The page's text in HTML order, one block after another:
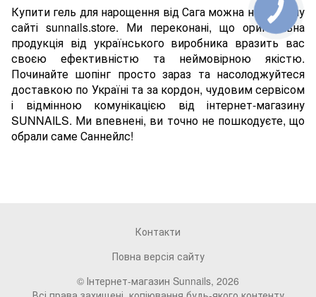
Купити гель для нарощення від Сага можна на нашому
сайті sunnails.store. Ми переконані, що оригінальна
продукція від українського виробника вразить вас
своєю ефективністю та неймовірною якістю.
Починайте шопінг просто зараз та насолоджуйтеся
доставкою по Україні та за кордон, чудовим сервісом
і відмінною комунікацією від інтернет-магазину
SUNNAILS. Ми впевнені, ви точно не пошкодуєте, що
обрали саме Саннейлс!
Контакти
Повна версія сайту
© Інтернет-магазин Sunnails, 2026